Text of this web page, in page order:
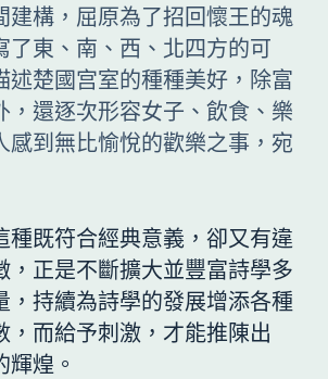
建構，屈原為了招回懷王的魂
了東、南、西、北四方的可
述楚國宫室的種種美好，除富
，還逐次形容女子、飲食、樂
感到無比愉悅的歡樂之事，宛
種既符合經典意義，卻又有違
，正是不斷擴大並豐富詩學多
，持續為詩學的發展增添各種
，而給予刺激，才能推陳出
輝煌。